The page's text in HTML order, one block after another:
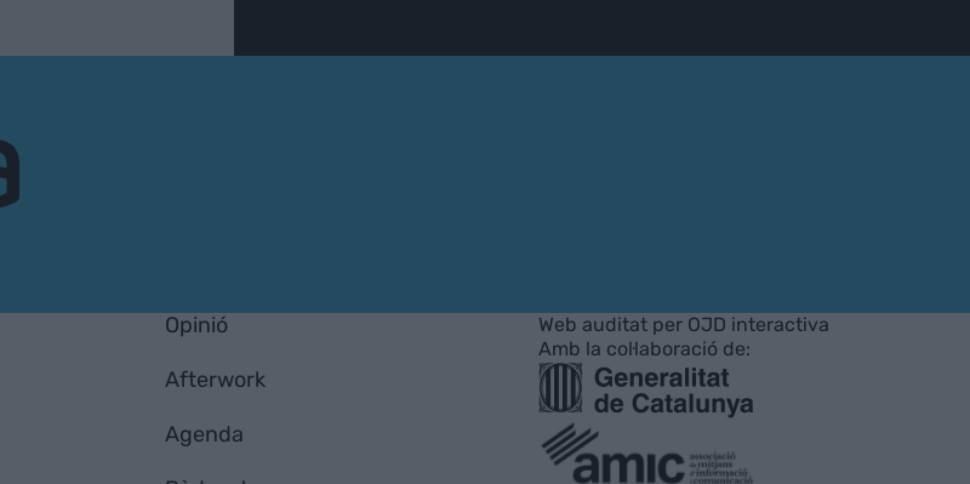
Opinió
Afterwork
Agenda
Web auditat per OJD interactiva
Amb la col·laboració de: